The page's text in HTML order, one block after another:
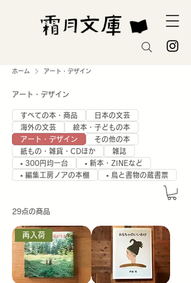
ホーム アート・デザイン
アート・デザイン
すべての本・商品
日本の文芸
海外の文芸
絵本・子どもの本
アート・デザイン
その他の本
紙もの・雑貨・CDほか
雑誌
▪️ 300円均一台
▪️ 新本・ZINEなど
▪️ 編集工房ノアの本棚
▪️ 鳥と書物の蔵書票
29点の商品
再入荷